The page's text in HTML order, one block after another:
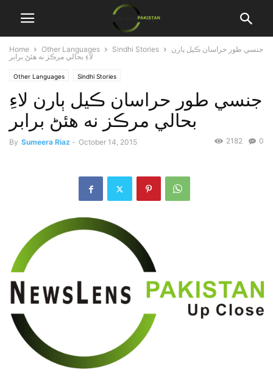
Home Other Languages Sindhi Stories
جنسي طور حراسان ڪيل ٻارن
لاءِ بحالي مرڪز نه هئڻ برابر
Other Languages Sindhi Stories
جنسي طور حراسان ڪيل ٻارن لاءِ
بحالي مرڪز نه هئڻ برابر
By Sumeera Riaz - October 14, 2015 0
2182